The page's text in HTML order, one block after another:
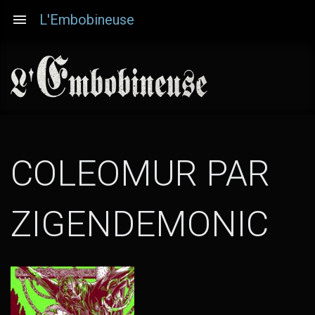
principal
L'Embobineuse
COLEOMUR PAR
ZIGENDEMONIC